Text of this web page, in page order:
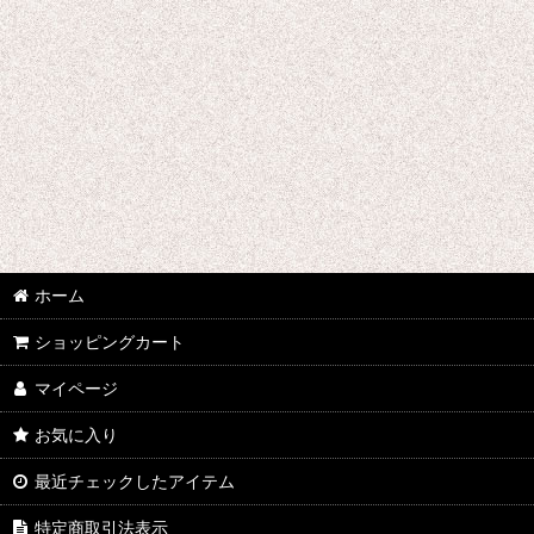
あ行 コスプレ衣装 (全商品)
ウマ娘プリティーダービー
あんさんぶるスターズ
IdentityV
アズールレーン
王様ランキング
イケメン戦国 時をかける恋
イケメン革命 アリスと恋の魔法
イケメンヴァンパイア
A3!(エースリー)
ホーム
ショッピングカート
マイページ
お気に入り
最近チェックしたアイテム
特定商取引法表示